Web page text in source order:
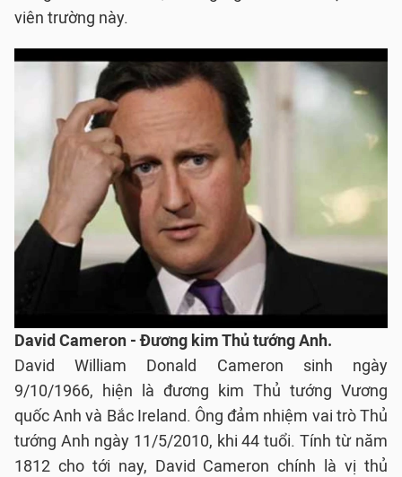
viên trường này.
David Cameron - Đương kim Thủ tướng Anh.
David William Donald Cameron sinh ngày
9/10/1966, hiện là đương kim Thủ tướng Vương
quốc Anh và Bắc Ireland. Ông đảm nhiệm vai trò Thủ
tướng Anh ngày 11/5/2010, khi 44 tuổi. Tính từ năm
1812 cho tới nay, David Cameron chính là vị thủ